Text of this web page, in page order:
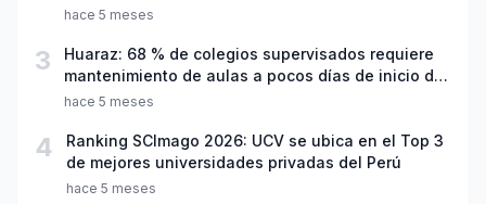
hace 5 meses
3
Huaraz: 68 % de colegios supervisados requiere
mantenimiento de aulas a pocos días de inicio del
año escolar 2026
hace 5 meses
4
Ranking SCImago 2026: UCV se ubica en el Top 3
de mejores universidades privadas del Perú
hace 5 meses